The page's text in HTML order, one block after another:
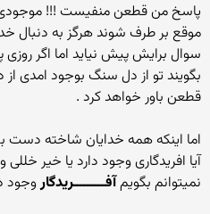
پاسخ من قطعن منفیست !!! موجودی
موقع بر طرف شوند هرگز به دنبال
سوال برایش پیش نیاید اما اگر روزی
بگویند تو از دل سنگ بوجود امدی
قطعن باور خواهد کرد .
اما اینکه همه خدایان شاخته
آیا افریدگاری وجود دارد یا خیر
نمیتوانم بگویمآفـــــــــریدگاروجود